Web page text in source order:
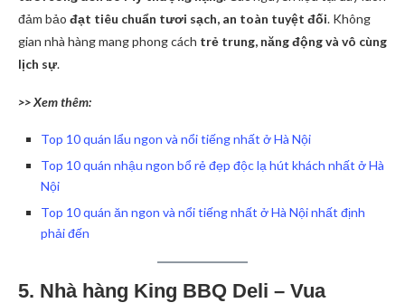
đảm bảo đạt tiêu chuẩn tươi sạch, an toàn tuyệt đối. Không
gian nhà hàng mang phong cách trẻ trung, năng động và vô cùng
lịch sự.
>> Xem thêm:
Top 10 quán lẩu ngon và nổi tiếng nhất ở Hà Nội
Top 10 quán nhậu ngon bổ rẻ đẹp độc lạ hút khách nhất ở Hà
Nội
Top 10 quán ăn ngon và nổi tiếng nhất ở Hà Nội nhất định
phải đến
5. Nhà hàng King BBQ Deli – Vua